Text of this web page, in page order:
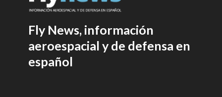
Fly News, información
aeroespacial y de defensa en
español